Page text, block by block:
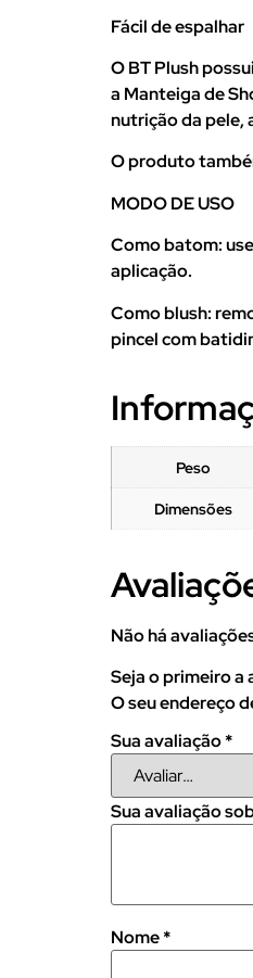
Fácil de espalhar
O BT Plush
a Manteiga de
nutrição da pele,
O produto
MODO DE USO
Como batom:
aplicação.
Como blush:
pincel com
Peso
Dimensões
Não há
Seja o primeiro a
O seu endereço
Sua avaliação*
Sua avaliação
Nome*